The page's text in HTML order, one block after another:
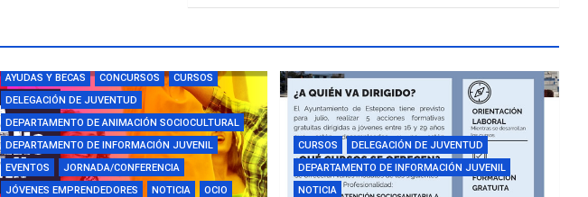
AYUDAS Y BECAS CONCURSOS
CURSOS
DELEGACIÓN DE JUVENTUD
DEPARTAMENTO DE ANIMACIÓN SOCIOCULTURAL
DEPARTAMENTO DE INFORMACIÓN JUVENIL
EVENTOS
JORNADA/CONFERENCIA
JÓVENES EMPRENDEDORES
NOTICIA OCIO
CURSOS
DELEGACIÓN DE JUVENTUD
DEPARTAMENTO DE INFORMACIÓN JUVENIL
NOTICIA